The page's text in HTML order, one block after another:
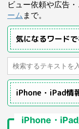
ビュー依頼や広告
ーム まで。
気になるワード
iPhone・iPad情
iPhone・